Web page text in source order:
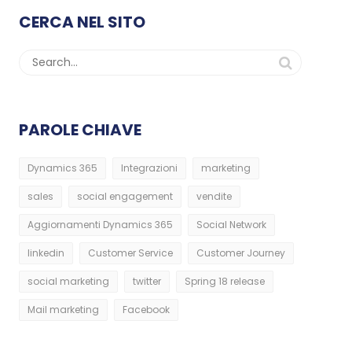
CERCA NEL SITO
PAROLE CHIAVE
Dynamics 365 Integrazioni marketing
sales social engagement vendite
Aggiornamenti Dynamics 365 Social Network
linkedin Customer Service Customer Journey
social marketing twitter Spring 18 release
Mail marketing Facebook